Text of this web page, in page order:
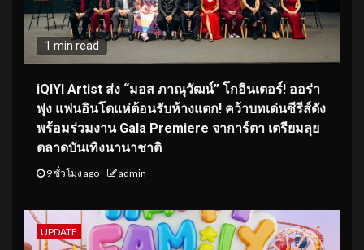
1 min read
iQIYI Artist ส่ง “มอส ภาณุวัฒน์” โกอินเตอร์! ออร่า
พุ่ง แฟนอินโดแห่ต้อนรับห้างแตก! คว้าบทเด่นซีรีส์ดัง
พร้อมร่วมงาน Gala Premiere จาการ์ตา เตรียมลุย
ตลาดบันเทิงนานาชาติ
9 ชั่วโมง ago admin
UPDATE